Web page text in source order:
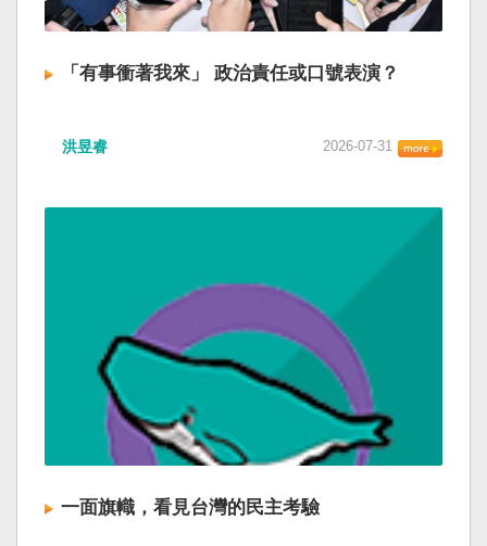
「有事衝著我來」 政治責任或口號表演？
洪昱睿 2026-07-31
一面旗幟，看見台灣的民主考驗